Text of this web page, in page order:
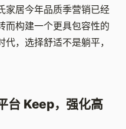
家居今年品质季营销已经
而构建一个更具包容性的
，选择舒适不是躺平，
台 Keep，强化高